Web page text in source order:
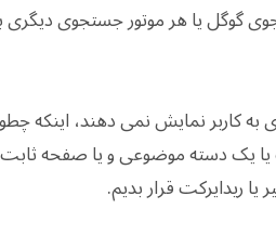
یا هر موتور جستجوی دیگری
نمایش نمی دهند، اینکه
یا یک دسته موضوعی و یا صفحه
ریدایرکت قرار بدیم.